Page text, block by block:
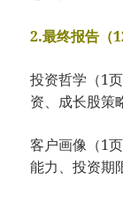
2.最终报告（
投资哲学（1
资、成长股策
客户画像（1
能力、投资期